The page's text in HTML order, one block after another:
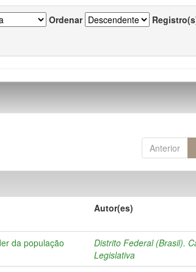
Ordenar
Anterior
Autor(es)
da população
Distrito Federal (Brasil).
Legislativa